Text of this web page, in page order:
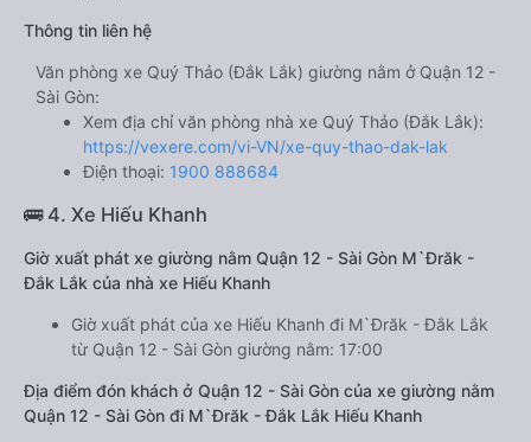
Thông tin liên hệ
Văn phòng xe Quý Thảo (Đắk Lắk) giường nằm ở Quận 12 -
Sài Gòn:
Xem địa chỉ văn phòng nhà xe Quý Thảo (Đắk Lắk):
https://vexere.com/vi-VN/xe-quy-thao-dak-lak
Điện thoại: 1900 888684
🚌 4. Xe Hiếu Khanh
Giờ xuất phát xe giường nằm Quận 12 - Sài Gòn M`Đrăk -
Đắk Lắk của nhà xe Hiếu Khanh
Giờ xuất phát của xe Hiếu Khanh đi M`Đrăk - Đắk Lắk
từ Quận 12 - Sài Gòn giường nằm: 17:00
Địa điểm đón khách ở Quận 12 - Sài Gòn của xe giường nằm
Quận 12 - Sài Gòn đi M`Đrăk - Đắk Lắk Hiếu Khanh